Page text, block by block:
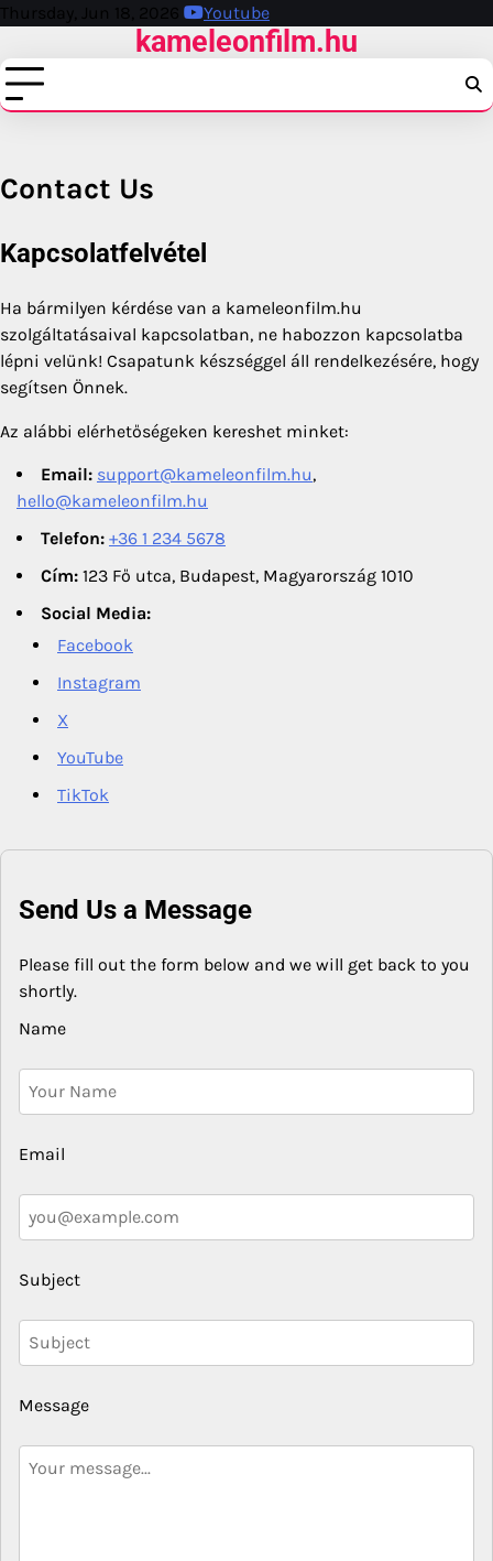
Skip
content
Thursday, Jun 18, 2026 Youtube
kameleonfilm.hu
Contact Us
Kapcsolatfelvétel
Ha bármilyen kérdése van a kameleonfilm.hu
szolgáltatásaival kapcsolatban, ne habozzon kapcsolatba
lépni velünk! Csapatunk készséggel áll rendelkezésére, hogy
segítsen Önnek.
Az alábbi elérhetőségeken kereshet minket:
Email: support@kameleonfilm.hu,
hello@kameleonfilm.hu
Telefon: +36 1 234 5678
Cím: 123 Fő utca, Budapest, Magyarország 1010
Social Media:
Facebook
Instagram
X
YouTube
TikTok
Send Us a Message
Please fill out the form below and we will get back to you
shortly.
Name
Email
Subject
Message